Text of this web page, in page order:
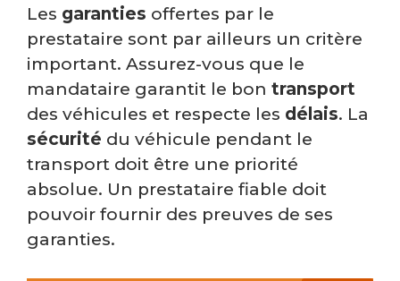
Les garanties offertes par le
prestataire sont par ailleurs un critère
important. Assurez-vous que le
mandataire garantit le bon transport
des véhicules et respecte les délais. La
sécurité du véhicule pendant le
transport doit être une priorité
absolue. Un prestataire fiable doit
pouvoir fournir des preuves de ses
garanties.